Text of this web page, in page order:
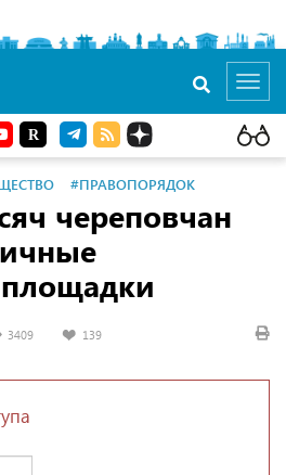
#ПРАВОПОРЯДОК
череповчан
3409 139